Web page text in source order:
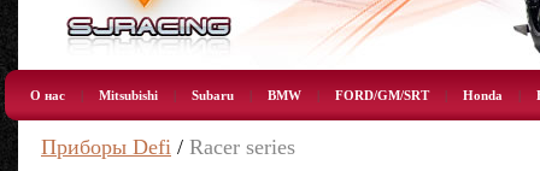
О нас | Mitsubishi | Subaru | BMW | FORD/GM/SRT | Honda |
Приборы Defi / Racer series